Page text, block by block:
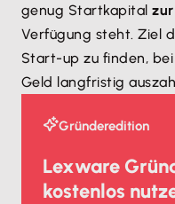
genug Startkapital
Verfügung steht. Ziel
Start-up zu finden,
Geld langfristig
Gründeredition
Lexware
kostenlos